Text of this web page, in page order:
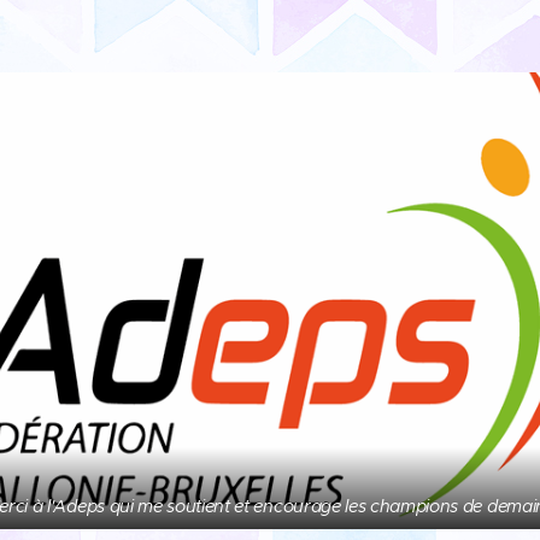
à l'Adeps qui me soutient et encourage les champions de